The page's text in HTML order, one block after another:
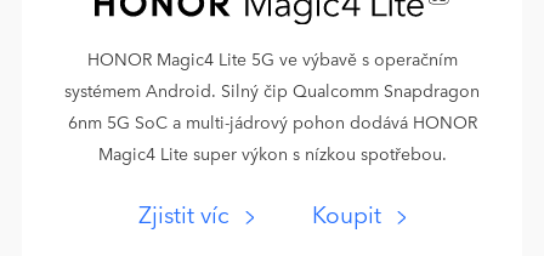
HONOR Magic4 Lite 5G ve výbavě s operačním
systémem Android. Silný čip Qualcomm Snapdragon
6nm 5G SoC a multi-jádrový pohon dodává HONOR
Magic4 Lite super výkon s nízkou spotřebou.
Zjistit víc Koupit